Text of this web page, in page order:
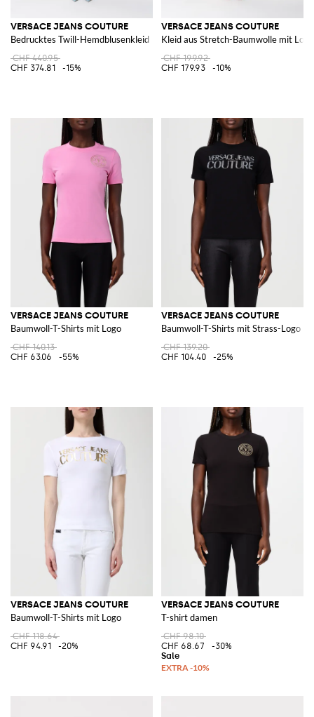
VERSACE JEANS COUTURE
Bedrucktes Twill-Hemdblusenkleid
CHF 440.95
CHF 374.81
-15%
VERSACE JEANS COUTURE
Kleid aus Stretch-Baumwolle mit Logo
CHF 199.92
CHF 179.93
-10%
VERSACE JEANS COUTURE
Baumwoll-T-Shirts mit Logo
CHF 140.13
CHF 63.06
-55%
VERSACE JEANS COUTURE
Baumwoll-T-Shirts mit Strass-Logo
CHF 139.20
CHF 104.40
-25%
VERSACE JEANS COUTURE
Baumwoll-T-Shirts mit Logo
CHF 118.64
CHF 94.91
-20%
VERSACE JEANS COUTURE
T-shirt damen
CHF 98.10
CHF 68.67
-30%